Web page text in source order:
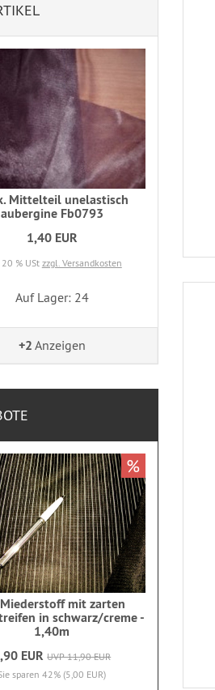
Mittelteil unelastisch
aubergine Fb0793
1,40 EUR
% UStzzgl. Versandkosten
Auf Lager: 24
+2 Anzeigen
mit zarten
in schwarz/creme -
1,40m
EUR UVP 11,90 EUR
sparen 42% (5,00 EUR)
%